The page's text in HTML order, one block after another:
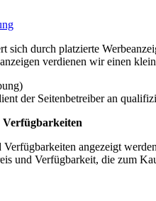
sich durch platzierte
verdienen wir einen
der Seitenbetreiber an
Verfügbarkeiten
angezeigt
und Verfügbarkeit, die zum